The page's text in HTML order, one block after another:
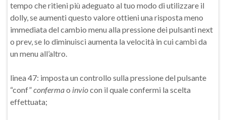
tempo che ritieni più adeguato al tuo modo di utilizzare il
dolly, se aumenti questo valore ottieni una risposta meno
immediata del cambio menu alla pressione dei pulsanti next
o prev, se lo diminuisci aumenta la velocità in cui cambi da
un menu all’altro.
linea 47: imposta un controllo sulla pressione del pulsante
“conf”confermao inviocon il quale confermi la scelta
effettuata;